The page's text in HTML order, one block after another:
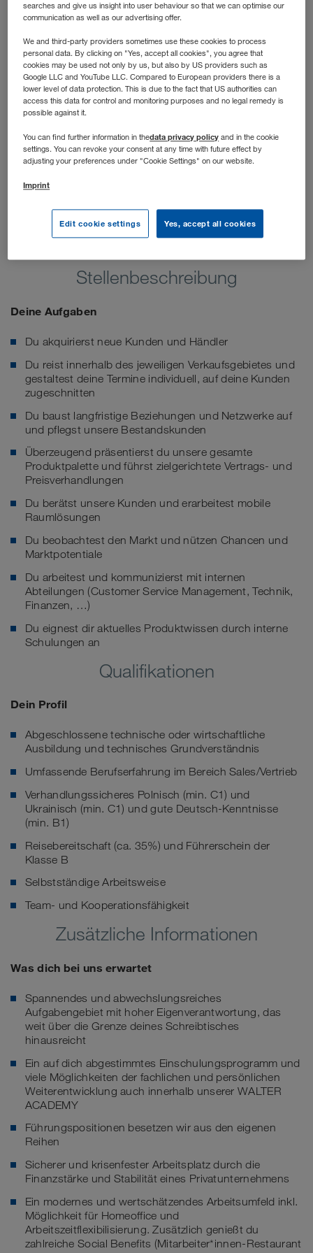
schnell und unkompliziert Raum gefragt ist. Du arbeitest
mit Unternehmen jeder Größe. Von KMUs bis zu
namhaften „Global Playern“. Und das im jeweiligen
Verkaufsgebiet innerhalb Polens und der Ukraine.
Stellenbeschreibung
Deine Aufgaben
Du akquirierst neue Kunden und Händler
Du reist innerhalb des jeweiligen Verkaufsgebietes und
gestaltest deine Termine individuell, auf deine Kunden
zugeschnitten
Du baust langfristige Beziehungen und Netzwerke auf
und pflegst unsere Bestandskunden
Überzeugend präsentierst du unsere gesamte
Produktpalette und führst zielgerichtete Vertrags- und
Preisverhandlungen
Du berätst unsere Kunden und erarbeitest mobile
Raumlösungen
Du beobachtest den Markt und nützen Chancen und
Marktpotentiale
Du arbeitest und kommunizierst mit internen
Abteilungen (Customer Service Management, Technik,
Finanzen, …)
Du eignest dir aktuelles Produktwissen durch interne
Schulungen an
Qualifikationen
Dein Profil
Abgeschlossene technische oder wirtschaftliche
Ausbildung und technisches Grundverständnis
Umfassende Berufserfahrung im Bereich Sales/Vertrieb
Verhandlungssicheres Polnisch (min. C1) und
Ukrainisch (min. C1) und gute Deutsch-Kenntnisse
(min. B1)
Reisebereitschaft (ca. 35%) und Führerschein der
Klasse B
Selbstständige Arbeitsweise
Team- und Kooperationsfähigkeit
Zusätzliche Informationen
Was dich bei uns erwartet
Spannendes und abwechslungsreiches
Aufgabengebiet mit hoher Eigenverantwortung, das
weit über die Grenze deines Schreibtisches
hinausreicht
Ein auf dich abgestimmtes Einschulungsprogramm und
viele Möglichkeiten der fachlichen und persönlichen
Weiterentwicklung auch innerhalb unserer WALTER
ACADEMY
Führungspositionen besetzen wir aus den eigenen
Reihen
Sicherer und krisenfester Arbeitsplatz durch die
Finanzstärke und Stabilität eines Privatunternehmens
Ein modernes und wertschätzendes Arbeitsumfeld inkl.
Möglichkeit für Homeoffice und
Arbeitszeitflexibilisierung. Zusätzlich genießt du
zahlreiche Social Benefits (Mitarbeiter*innen-Restaurant
searches and give us insight into user behaviour so that we can optimise our
communication as well as our advertising offer.
We and third-party providers sometimes use these cookies to process
personal data. By clicking on "Yes, accept all cookies", you agree that
cookies may be used not only by us, but also by US providers such as
Google LLC and YouTube LLC. Compared to European providers there is a
lower level of data protection. This is due to the fact that US authorities can
access this data for control and monitoring purposes and no legal remedy is
possible against it.
You can find further information in thedata privacy policy and in the cookie
settings. You can revoke your consent at any time with future effect by
adjusting your preferences under "Cookie Settings" on our website.
Imprint
Edit cookie settings Yes, accept all cookies